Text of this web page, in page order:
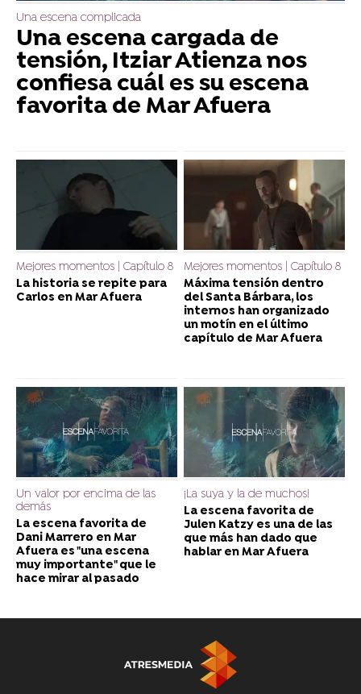
Una escena complicada
Una escena cargada de
tensión, Itziar Atienza nos
confiesa cuál es su escena
favorita de Mar Afuera
Mejores momentos | Capítulo 8
La historia se repite para
Carlos en Mar Afuera
Mejores momentos | Capítulo 8
Máxima tensión dentro
del Santa Bárbara, los
internos han organizado
un motín en el último
capítulo de Mar Afuera
Un valor por encima de las
demás
La escena favorita de
Dani Marrero en Mar
Afuera es "una escena
muy importante" que le
hace mirar al pasado
¡La suya y la de muchos!
La escena favorita de
Julen Katzy es una de las
que más han dado que
hablar en Mar Afuera